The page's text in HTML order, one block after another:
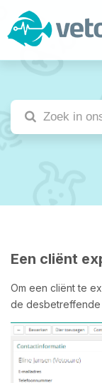
Een cliënt
Om een cliënt te
de